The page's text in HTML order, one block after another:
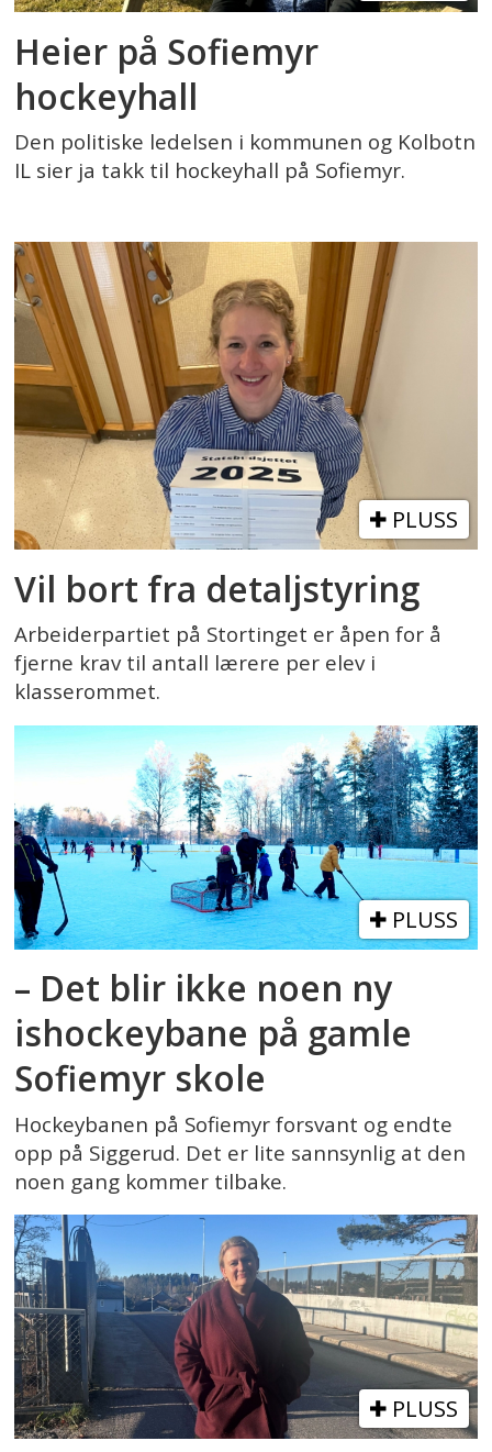
Heier på Sofiemyr
hockeyhall
Den politiske ledelsen i kommunen og Kolbotn
IL sier ja takk til hockeyhall på Sofiemyr.
PLUSS
Vil bort fra detaljstyring
Arbeiderpartiet på Stortinget er åpen for å
fjerne krav til antall lærere per elev i
klasserommet.
PLUSS
– Det blir ikke noen ny
ishockeybane på gamle
Sofiemyr skole
Hockeybanen på Sofiemyr forsvant og endte
opp på Siggerud. Det er lite sannsynlig at den
noen gang kommer tilbake.
PLUSS